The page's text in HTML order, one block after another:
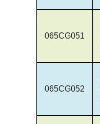
065CG051
065CG052